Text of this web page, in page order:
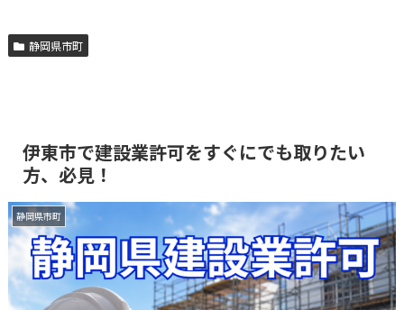
静岡県市町
伊東市で建設業許可をすぐにでも取りたい
方、必見！
静岡県市町